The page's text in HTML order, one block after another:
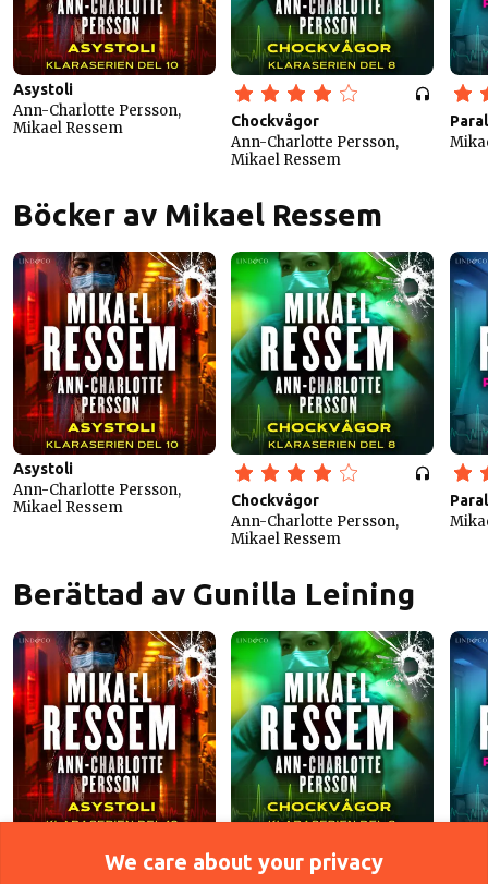
Asystoli
Ann-Charlotte Persson,
Mikael Ressem
Chockvågor
Ann-Charlotte Persson,
Mikael Ressem
Böcker av Mikael Ressem
Asystoli
Ann-Charlotte Persson,
Mikael Ressem
Chockvågor
Ann-Charlotte Persson,
Mikael Ressem
Berättad av Gunilla Leining
Ann-Charlotte Persson,
Chockvågor
We care about your privacy